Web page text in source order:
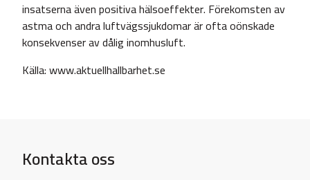
insatserna även positiva hälsoeffekter. Förekomsten av
astma och andra luftvägssjukdomar är ofta oönskade
konsekvenser av dålig inomhusluft.
Källa:www.aktuellhallbarhet.se
Kontakta oss